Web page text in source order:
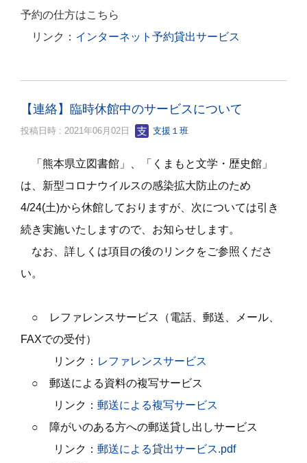
予約の仕方はこちら
リンク： インターネット予約貸出サービス
【連絡】臨時休館中のサービスについて
投稿日時 : 2021年06月02日 支援１班
「熊本県立図書館」、「くまもと文学・歴史館」
は、新型コロナウイルスの感染拡大防止のため
4/24(土)から休館しておりますが、次については引き
続き実施いたしますので、お知らせします。
なお、詳しくは項目の後のリンクをご参照くださ
い。
○ レファレンスサービス
（電話、郵送、メール、
FAXでの受付）
リンク： レファレンスサービス
○ 郵送による資料の複写サービス
リンク： 郵送による複写サービス
○ 障がいのある方への郵送貸し出しサービス
リンク： 郵送による貸出サービス.pdf